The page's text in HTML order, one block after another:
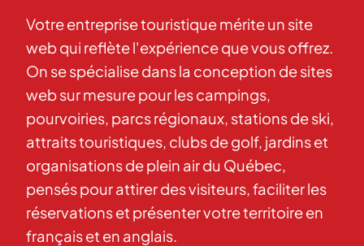
Votre entreprise touristique mérite un site
web qui reflète l'expérience que vous offrez.
On se spécialise dans la conception de sites
web sur mesure pour les campings,
pourvoiries, parcs régionaux, stations de ski,
attraits touristiques, clubs de golf, jardins et
organisations de plein air du Québec,
pensés pour attirer des visiteurs, faciliter les
réservations et présenter votre territoire en
français et en anglais.